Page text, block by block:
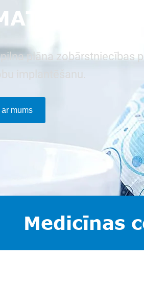
plāna zobārstniecības
implantēšanu.
mums
Medicīnas